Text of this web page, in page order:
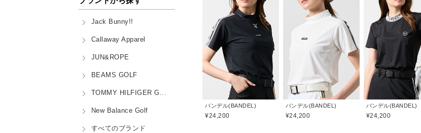
Jack Bunny!!
Callaway Apparel
JUN&ROPE
BEAMS GOLF
TOMMY HILFIGER G...
New Balance Golf
すべてのブランド
バンデル(BANDEL)
¥24,200
バンデル(BANDEL)
¥24,200
バンデル(BANDEL)
¥24,200